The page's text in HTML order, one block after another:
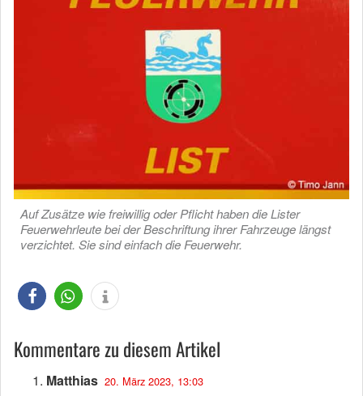
Auf Zusätze wie freiwillig oder Pflicht haben die Lister
Feuerwehrleute bei der Beschriftung ihrer Fahrzeuge längst
verzichtet. Sie sind einfach die Feuerwehr.
Kommentare zu diesem Artikel
Matthias 20. März 2023, 13:03